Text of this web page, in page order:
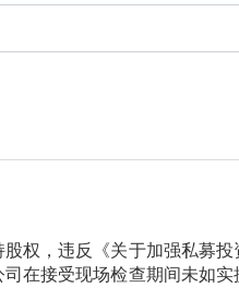
股权，违反
《关于加强私募
司在接受现场检查期间未如实